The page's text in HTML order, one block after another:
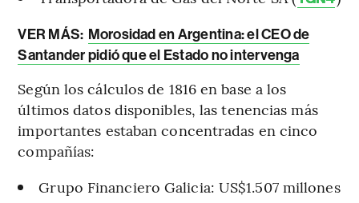
VER MÁS: Morosidad en Argentina: el CEO de
Santander pidió que el Estado no intervenga
Según los cálculos de 1816 en base a los
últimos datos disponibles, las tenencias más
importantes estaban concentradas en cinco
compañías:
Grupo Financiero Galicia: US$1.507 millones